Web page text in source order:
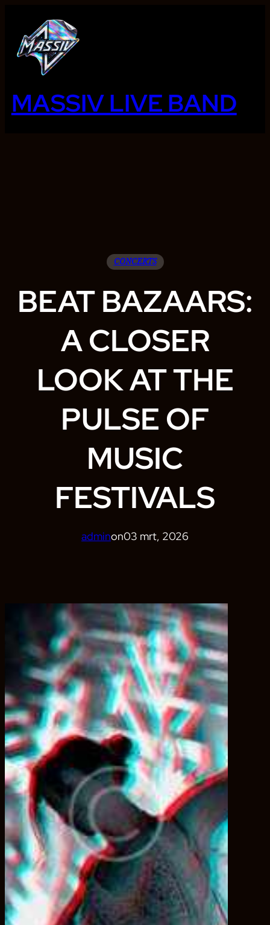
inhoud
MASSIV LIVE BAND
CONCERTS
BEAT BAZAARS:
A CLOSER
LOOK AT THE
PULSE OF
MUSIC
FESTIVALS
adminon03 mrt, 2026